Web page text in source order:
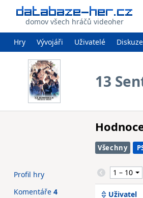
domov všech hráčů videoher
Hry Vývojáři Uživatelé Diskuze
13
Všechny
Uživatel
Profil hry
Komentáře 4